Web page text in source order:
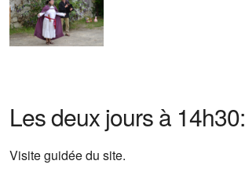
Les deux jours à 14h30:
Visite guidée du site.